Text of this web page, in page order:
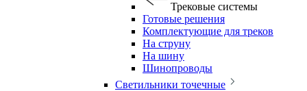
Трековые системы
Готовые решения
Комплектующие для треков
На струну
На шину
Шинопроводы
Светильники точечные